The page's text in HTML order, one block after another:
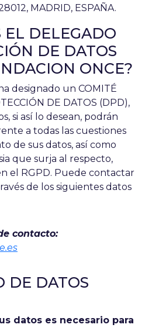
MADRID, ESPAÑA.
EL DELEGADO
DE DATOS
ONCE?
designado un COMITÉ
DE DATOS (DPD),
si así lo desean, podrán
a todas las cuestiones
de sus datos, así como
que surja al respecto,
el RGPD. Puede contactar
de los siguientes datos
contacto:
DE DATOS
datos es necesario para